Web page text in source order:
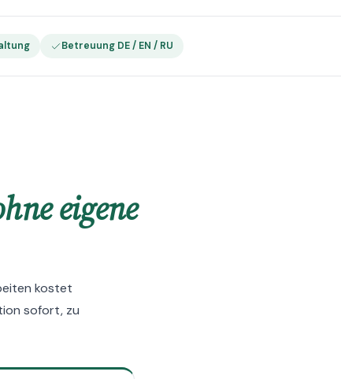
Betreuung DE / EN / RU
eigene
kostet
sofort, zu